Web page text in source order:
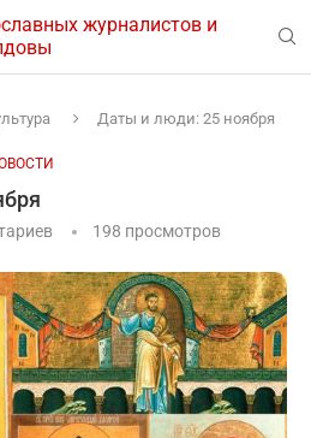
журналистов и
Даты и люди: 25 ноября
198 просмотров